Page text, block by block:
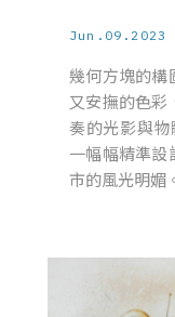
Jun.09.2023
幾何方塊的構
又安撫的色彩
奏的光影與
一幅幅精準設
市的風光明媚